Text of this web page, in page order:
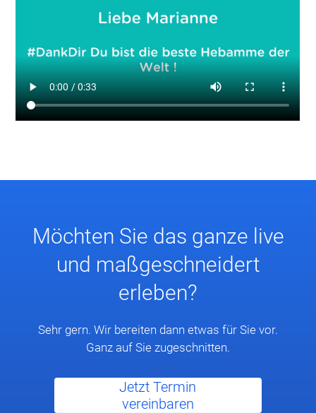
Möchten Sie das ganze live
und maßgeschneidert
erleben?
Sehr gern. Wir bereiten dann etwas für Sie vor.
Ganz auf Sie zugeschnitten.
Jetzt Termin
vereinbaren